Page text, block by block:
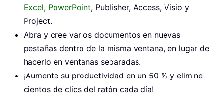
Excel, PowerPoint, Publisher, Access, Visio y
Project.
Abra y cree varios documentos en nuevas
pestañas dentro de la misma ventana, en lugar de
hacerlo en ventanas separadas.
¡Aumente su productividad en un 50 % y elimine
cientos de clics del ratón cada día!